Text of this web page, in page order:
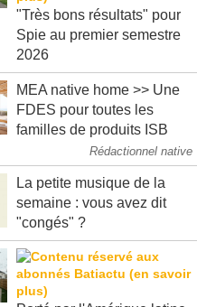
"Très bons résultats" pour
Spie au premier semestre
2026
MEA native home >> Une
FDES pour toutes les
familles de produits ISB
Rédactionnel native
La petite musique de la
semaine : vous avez dit
"congés" ?